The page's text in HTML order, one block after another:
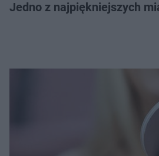
Jedno z najpiękniejszych